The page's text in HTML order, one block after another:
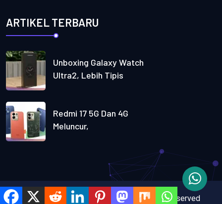
ARTIKEL TERBARU
Unboxing Galaxy Watch
Ultra2, Lebih Tipis
Redmi 17 5G Dan 4G
Meluncur,
Copyright 2025 Alkindyweb. All Rights Reserved